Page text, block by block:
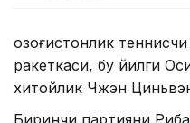
Қозоғистонлик
ракеткаси, бу йилги
хитойлик Чжэн